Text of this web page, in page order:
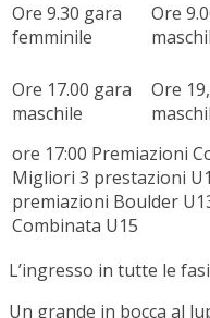
Ore 9.30 gara
femminile
Ore
Ore 17.00 gara
maschile
Ore
ore 17:00 Premiazioni
Migliori 3 prestazioni
premiazioni Boulder
Combinata U15
L’ingresso in tutte le
Un grande in bocca al